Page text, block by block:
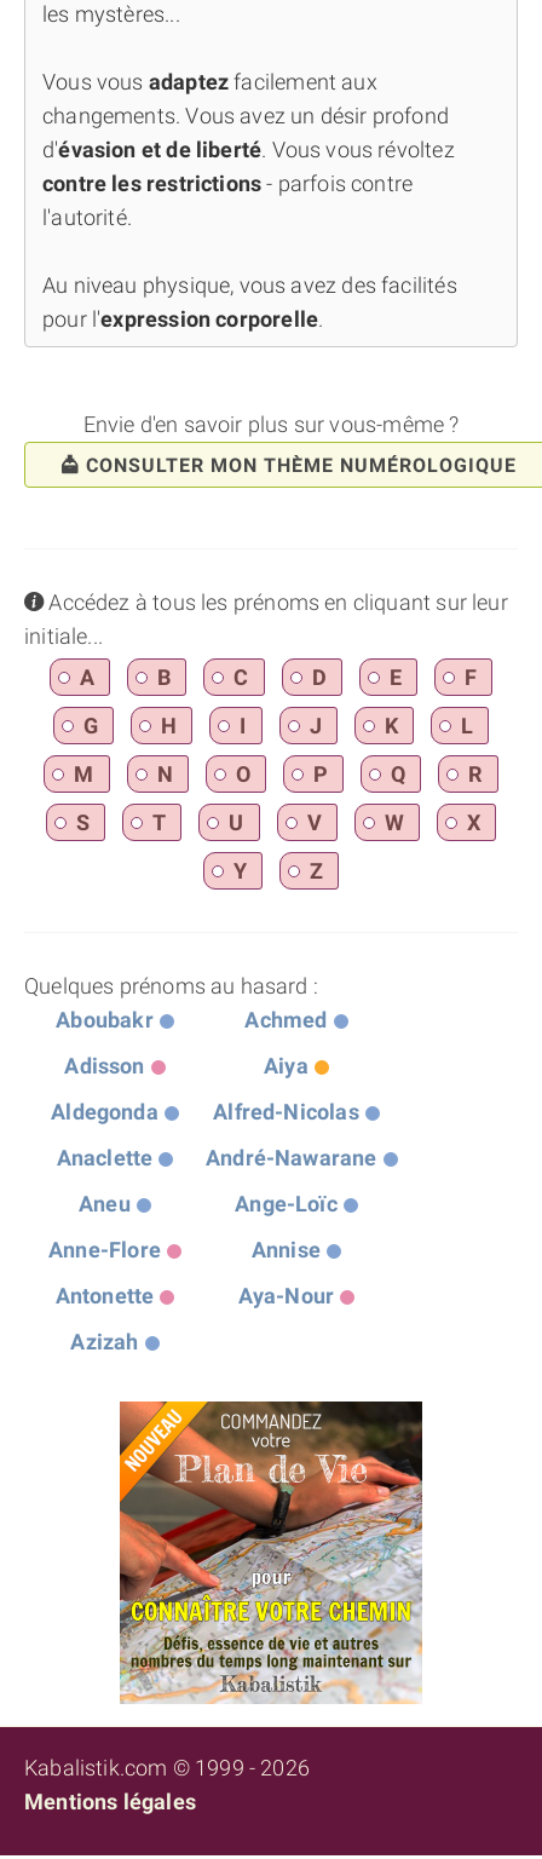
les mystères...
Vous vous adaptezfacilement aux
changements. Vous avez un désir profond
d'évasion et de liberté. Vous vous révoltez
contre les restrictions- parfois contre
l'autorité.
Au niveau physique, vous avez des facilités
pour l'expression corporelle.
Envie d'en savoir plus sur vous-même ?
CONSULTER MON THÈME NUMÉROLOGIQUE
infoAccédez à tous les prénoms en cliquant sur leur
initiale...
A
B C D E
F
G
H I J K
L
M
N O P Q
R
S
T U V W
X
Y
Z
Quelques prénoms au hasard :
Aboubakr
Achmed
Adisson
Aiya
Aldegonda
Alfred-Nicolas
Anaclette
André-Nawarane
Aneu
Ange-Loïc
Anne-Flore
Annise
Antonette
Aya-Nour
Azizah
Kabalistik.com © 1999 - 2026
Mentions légales